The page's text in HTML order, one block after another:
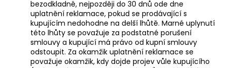
bezodkladně, nejpozději do 30 dnů ode dne
uplatnění reklamace, pokud se prodávající s
kupujícím nedohodne na delší lhůtě. Marné uplynutí
této lhůty se považuje za podstatné porušení
smlouvy a kupující má právo od kupní smlouvy
odstoupit. Za okamžik uplatnění reklamace se
považuje okamžik, kdy dojde projev vůle kupujícího